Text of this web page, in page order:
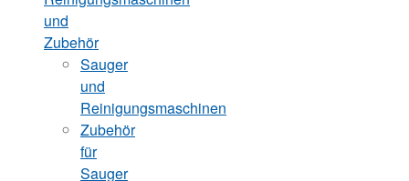
und
Zubehör
Sauger
und
Reinigungsmaschinen
Zubehör
für
Sauger